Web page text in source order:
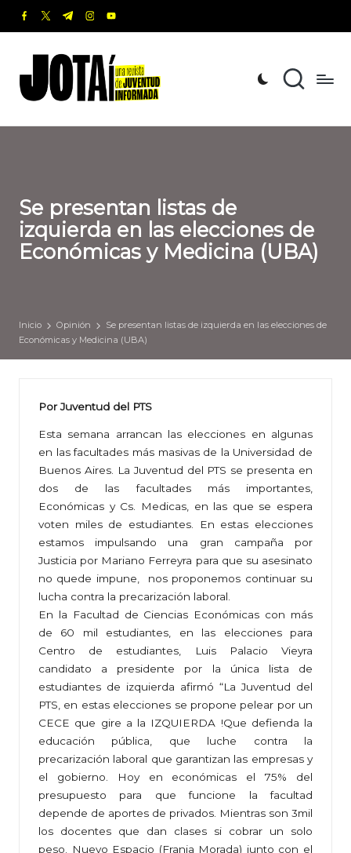
Saltar
contenido
facebook.com
twitter.com
t.me instagram.com
youtube.com
o
t
revista
de
Informada
Se presentan listas de
izquierda en las elecciones de
Económicas y Medicina (UBA)
Inicio Opinión
Se presentan listas de izquierda en las elecciones de
Económicas y Medicina (UBA)
Por Juventud del PTS
Esta semana arrancan las elecciones en algunas
en las facultades más masivas de la Universidad de
Buenos Aires. La Juventud del PTS se presenta en
dos de las facultades más importantes,
Económicas y Cs. Medicas, en las que se espera
voten miles de estudiantes. En estas elecciones
estamos impulsando una gran campaña por
Justicia por Mariano Ferreyra para que su asesinato
no quede impune, nos proponemos continuar su
lucha contra la precarización laboral.
En la Facultad de Ciencias Económicas con más
de 60 mil estudiantes, en las elecciones para
Centro de estudiantes, Luis Palacio Vieyra
candidato a presidente por la única lista de
estudiantes de izquierda afirmó “La Juventud del
PTS, en estas elecciones se propone pelear por un
CECE que gire a la IZQUIERDA !Que defienda la
educación pública, que luche contra la
precarización laboral que garantizan las empresas y
el gobierno. Hoy en económicas el 75% del
presupuesto para que funcione la facultad
depende de aportes de privados. Mientras son 3mil
los docentes que dan clases si cobrar un solo
peso. Nuevo Espacio (Franja Morada) junto con el